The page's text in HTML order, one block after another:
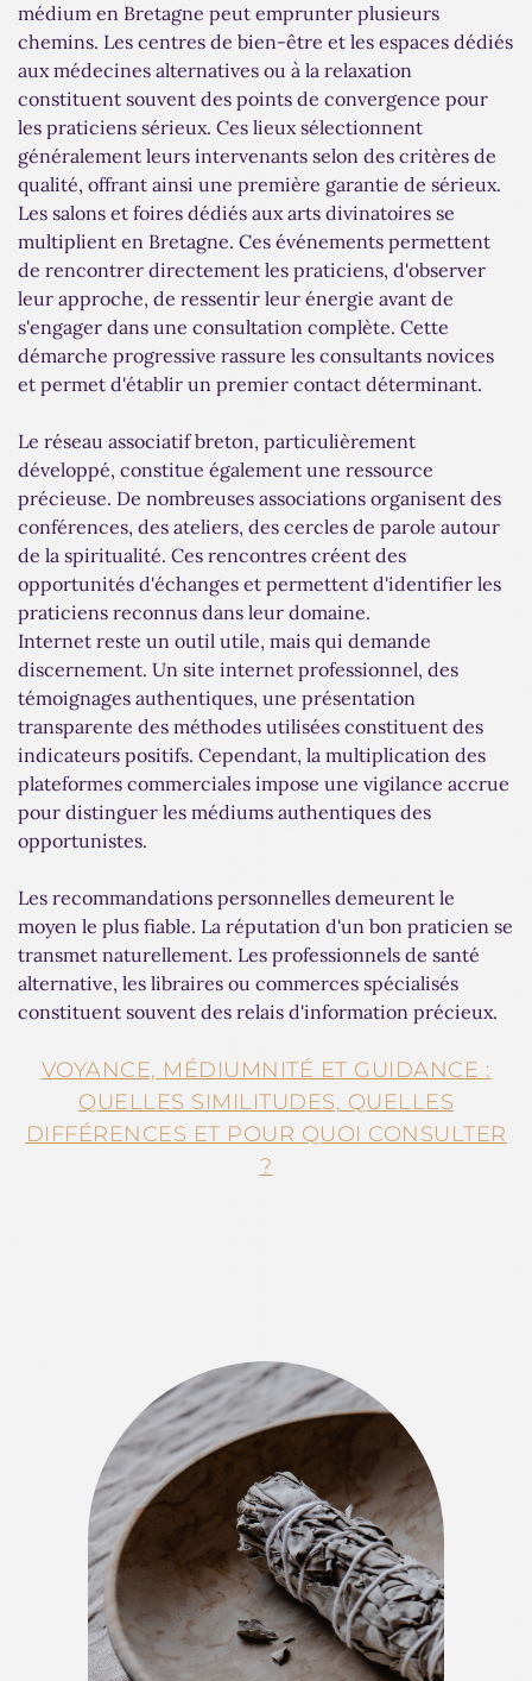
médium en Bretagne peut emprunter plusieurs
chemins. Les centres de bien-être et les espaces dédiés
aux médecines alternatives ou à la relaxation
constituent souvent des points de convergence pour
les praticiens sérieux. Ces lieux sélectionnent
généralement leurs intervenants selon des critères de
qualité, offrant ainsi une première garantie de sérieux.
Les salons et foires dédiés aux arts divinatoires se
multiplient en Bretagne. Ces événements permettent
de rencontrer directement les praticiens, d'observer
leur approche, de ressentir leur énergie avant de
s'engager dans une consultation complète. Cette
démarche progressive rassure les consultants novices
et permet d'établir un premier contact déterminant.
Le réseau associatif breton, particulièrement
développé, constitue également une ressource
précieuse. De nombreuses associations organisent des
conférences, des ateliers, des cercles de parole autour
de la spiritualité. Ces rencontres créent des
opportunités d'échanges et permettent d'identifier les
praticiens reconnus dans leur domaine.
Internet reste un outil utile, mais qui demande
discernement. Un site internet professionnel, des
témoignages authentiques, une présentation
transparente des méthodes utilisées constituent des
indicateurs positifs. Cependant, la multiplication des
plateformes commerciales impose une vigilance accrue
pour distinguer les médiums authentiques des
opportunistes.
Les recommandations personnelles demeurent le
moyen le plus fiable. La réputation d'un bon praticien se
transmet naturellement. Les professionnels de santé
alternative, les libraires ou commerces spécialisés
constituent souvent des relais d'information précieux.
VOYANCE, MÉDIUMNITÉ ET GUIDANCE :
QUELLES SIMILITUDES, QUELLES
DIFFÉRENCES ET POUR QUOI CONSULTER
?